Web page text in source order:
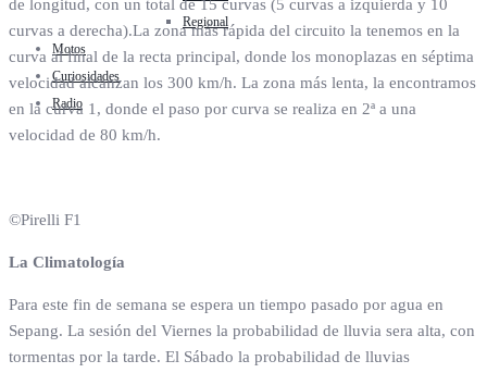
Regional
Motos
Curiosidades
Radio
de longitud, con un total de 15 curvas (5 curvas a izquierda y 10
curvas a derecha).La zona más rápida del circuito la tenemos en la
curva al final de la recta principal, donde los monoplazas en séptima
velocidad alcanzan los 300 km/h. La zona más lenta, la encontramos
en la curva 1, donde el paso por curva se realiza en 2ª a una
velocidad de 80 km/h.
©Pirelli F1
La Climatología
Para este fin de semana se espera un tiempo pasado por agua en
Sepang. La sesión del Viernes la probabilidad de lluvia sera alta, con
tormentas por la tarde. El Sábado la probabilidad de lluvias